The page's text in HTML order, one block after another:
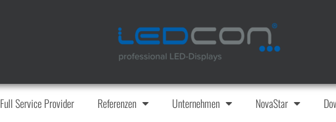
Full Service Provider Referenzen Unternehmen NovaStar